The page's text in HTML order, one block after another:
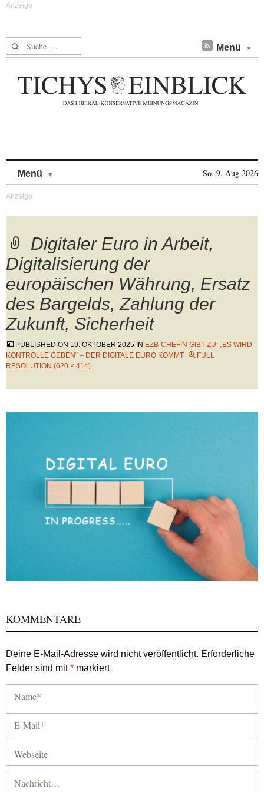
Suche nach: Menü
Menü So, 9. Aug 2026
Digitaler Euro in Arbeit,
Digitalisierung der
europäischen Währung, Ersatz
des Bargelds, Zahlung der
Zukunft, Sicherheit
PUBLISHED ON 19. OKTOBER 2025 IN EZB-CHEFIN GIBT ZU: „ES WIRD
KONTROLLE GEBEN“ – DER DIGITALE EURO KOMMT
FULL
RESOLUTION (620 × 414)
KOMMENTARE
Deine E-Mail-Adresse wird nicht veröffentlicht. Erforderliche
Felder sind mit* markiert